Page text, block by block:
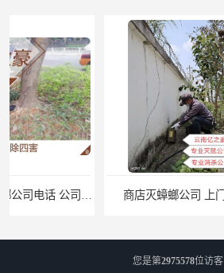
商店灭蟑螂公司 上门服务
您是第2975578位访客